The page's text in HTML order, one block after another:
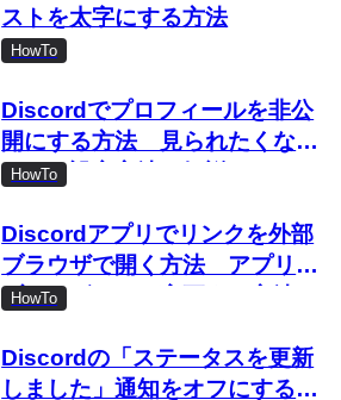
ストを太字にする方法
HowTo
Discordでプロフィールを非公
開にする方法 見られたくない
ときの設定方法を解説
HowTo
Discordアプリでリンクを外部
ブラウザで開く方法 アプリ内
ブラウザーから変更する方法を
HowTo
Discordの「ステータスを更新
しました」通知をオフにする方